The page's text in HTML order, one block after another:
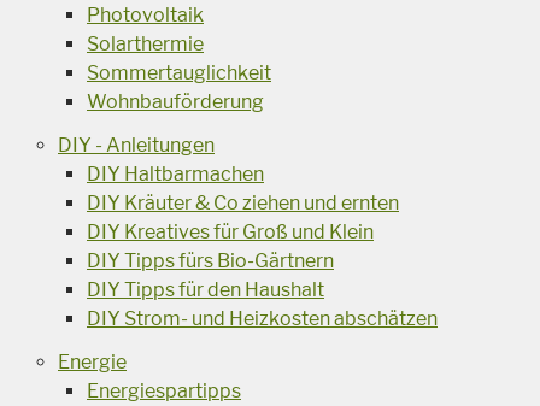
Photovoltaik
Solarthermie
Sommertauglichkeit
Wohnbauförderung
DIY - Anleitungen
DIY Haltbarmachen
DIY Kräuter & Co ziehen und ernten
DIY Kreatives für Groß und Klein
DIY Tipps fürs Bio-Gärtnern
DIY Tipps für den Haushalt
DIY Strom- und Heizkosten abschätzen
Energie
Energiespartipps